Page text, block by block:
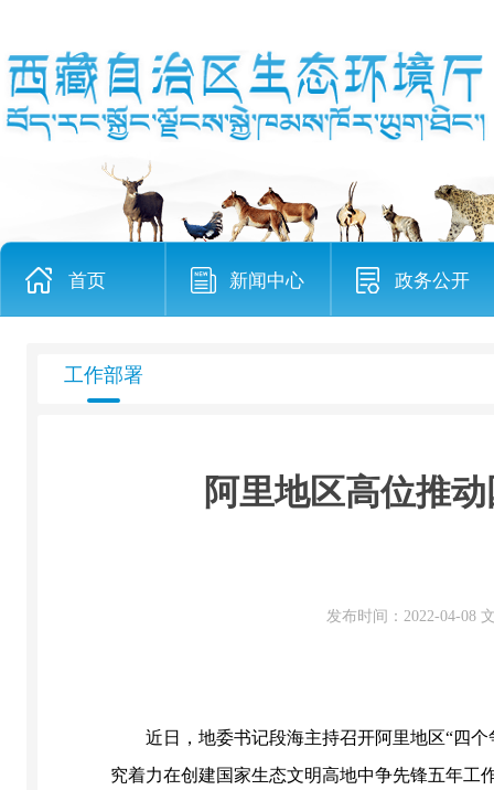
首页 新闻中心 政务公开
工作部署
阿里地区高位推
发布时间：2022-04-08
近日，地委书记段海主持召开阿里地区“四
究着力在创建国家生态文明高地中争先锋五年工